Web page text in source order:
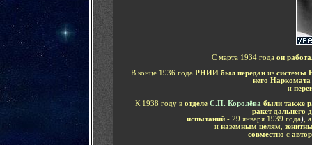
С марта 1934 года он
В конце 1936 года РНИИ был передан из системы
него
и
К 1938 году вотделе С.П. Королёва были также
ракет дальнего
испытаний - 29 января 1939 года),
и наземным целям
совместно с